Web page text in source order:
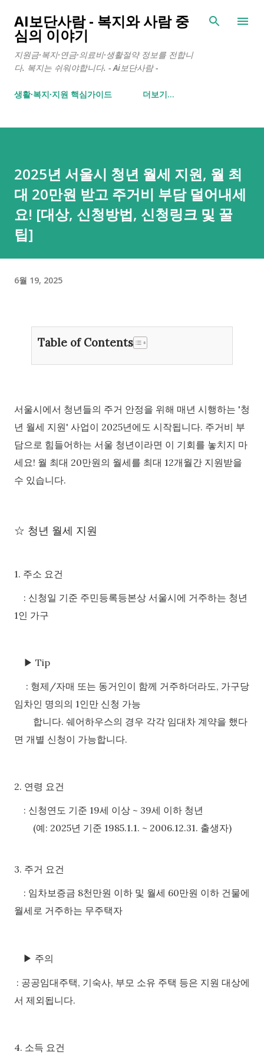
기본 콘텐츠로 건너뛰기
AI보단사람 - 복지와 사람 중
심의 이야기
지원금·복지·연금·의료비·생활절약 정보를 전합니
다. 복지는 쉬워야합니다. - Ai보단사람 -
생활∙복지∙지원 핵심가이드 더보기…
2025년 서울시 청년 월세 지원, 월 최
대 20만원 받고 주거비 부담 덜어내세
요! [대상, 신청방법, 신청링크 및 꿀
팁]
6월 19, 2025
Table of Contents
서울시에서 청년들의 주거 안정을 위해 매년 시행하는 '청
년 월세 지원' 사업이 2025년에도 시작됩니다. 주거비 부
담으로 힘들어하는 서울 청년이라면 이 기회를 놓치지 마
세요! 월 최대 20만원의 월세를 최대 12개월간 지원받을
수 있습니다.
☆ 청년 월세 지원
1. 주소 요건
: 신청일 기준 주민등록등본상 서울시에 거주하는 청년
1인 가구
▶ Tip
: 형제/자매 또는 동거인이 함께 거주하더라도, 가구당
임차인 명의의 1인만 신청 가능
합니다. 쉐어하우스의 경우 각각 임대차 계약을 했다
면 개별 신청이 가능합니다.
2. 연령 요건
: 신청연도 기준 19세 이상 ~ 39세 이하 청년
(예: 2025년 기준 1985.1.1. ~ 2006.12.31. 출생자)
3. 주거 요건
: 임차보증금 8천만원 이하 및 월세 60만원 이하 건물에
월세로 거주하는 무주택자
▶ 주의
: 공공임대주택, 기숙사, 부모 소유 주택 등은 지원 대상에
서 제외됩니다.
4. 소득 요건